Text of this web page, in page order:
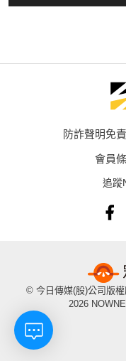
防詐聲明免
會員
追蹤
© 今日傳媒(股)公司版
2026